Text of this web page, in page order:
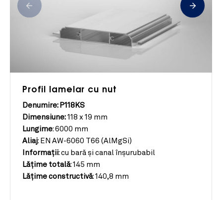
Profil lamelar cu nut
Denumire: P118KS
Dimensiune: 118 x 19 mm
Lungime: 6000 mm
Aliaj: EN AW-6060 T66 (AlMgSi)
Informații: cu bară și canal înșurubabil
Lățime totală: 145 mm
Lățime constructivă: 140,8 mm